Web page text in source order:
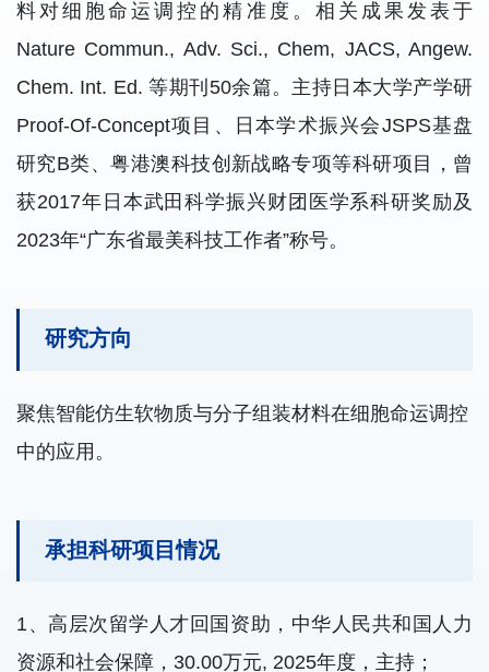
料对细胞命运调控的精准度。相关成果发表于
Nature Commun., Adv. Sci., Chem, JACS, Angew.
Chem. Int. Ed. 等期刊50余篇。主持日本大学产学研
Proof-Of-Concept项目、日本学术振兴会JSPS基盘
研究B类、粤港澳科技创新战略专项等科研项目，曾
获2017年日本武田科学振兴财团医学系科研奖励及
2023年“广东省最美科技工作者”称号。
研究方向
聚焦智能仿生软物质与分子组装材料在细胞命运调控
中的应用。
承担科研项目情况
1、高层次留学人才回国资助，中华人民共和国人力
资源和社会保障，30.00万元, 2025年度，主持；